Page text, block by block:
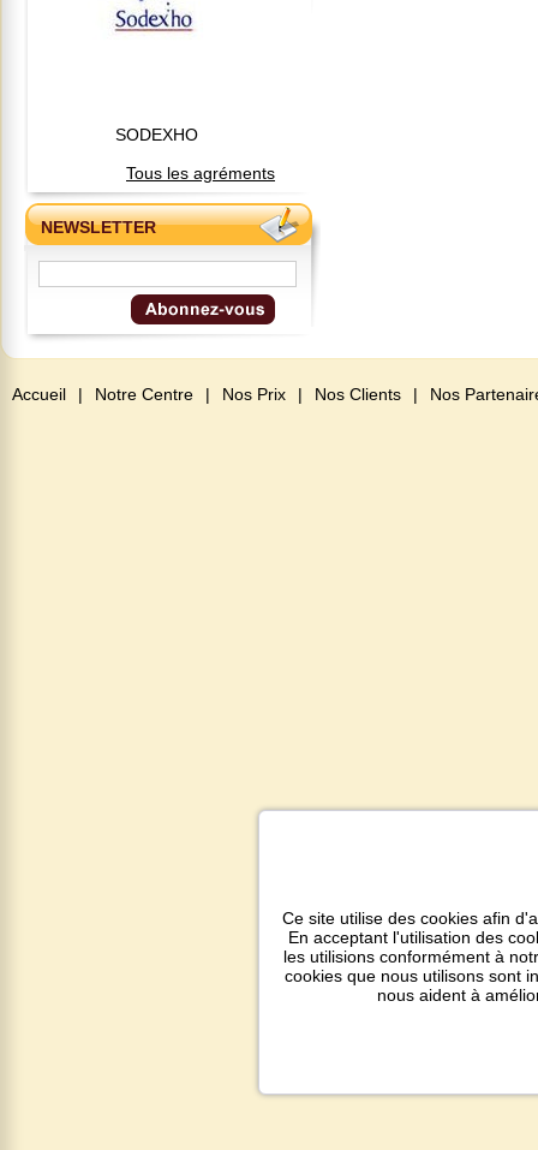
SODEXHO
Tous les agréments
NEWSLETTER
Accueil | Notre Centre | Nos Prix | Nos Clients | Nos
Ce site utilise des cookies afin
En acceptant l'utilisation des
les utilisions conformément à
cookies que nous utilisons sont
nous aident à